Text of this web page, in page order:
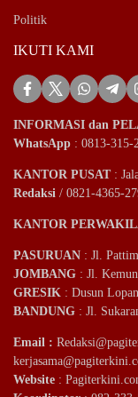
Politik
IKUTI KAMI
INFORMASI dan
WhatsApp : 0813-315-
KANTOR PUSAT:
Redaksi / 0821-4365-
KANTOR
PASURUAN : Jl.
JOMBANG : Jl.
GRESIK : Dusun
BANDUNG : Jl.
Email :
Website :